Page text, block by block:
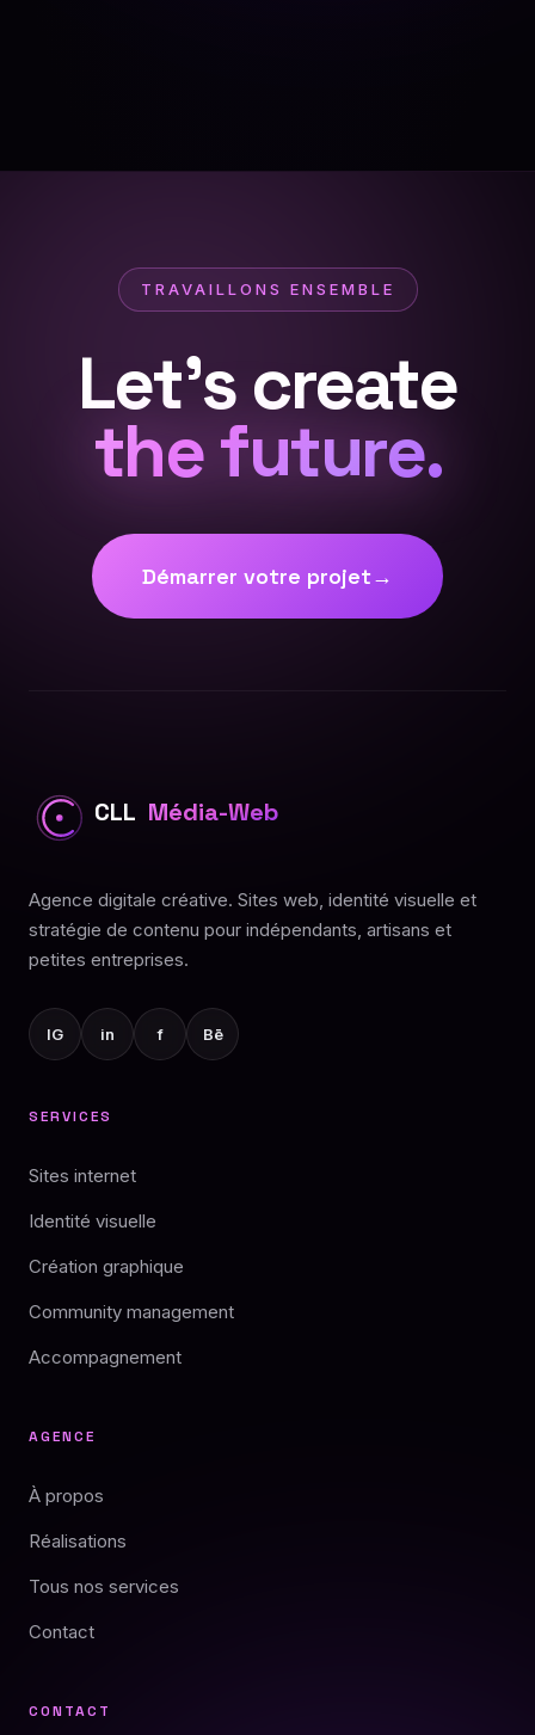
TRAVAILLONS ENSEMBLE
Let's create
the future.
Démarrer votre projet→
CLL Média-Web
Agence digitale créative. Sites web, identité visuelle et
stratégie de contenu pour indépendants, artisans et
petites entreprises.
IG in f Bē
SERVICES
Sites internet
Identité visuelle
Création graphique
Community management
Accompagnement
AGENCE
À propos
Réalisations
Tous nos services
Contact
CONTACT